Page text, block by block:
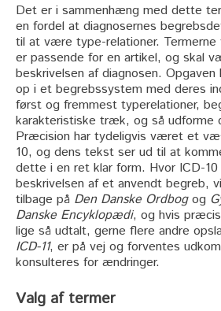
Det er i sammenhæng med dette
en fordel at diagnosernes
til at være type-relationer.
er passende for en artikel, og skal
beskrivelsen af diagnosen.
op i et begrebssystem med deres
først og fremmest typerelationer,
karakteristiske træk, og så udforme
Præcision har tydeligvis været et
10, og dens tekst ser ud til at
dette i en ret klar form. Hvor ICD-
beskrivelsen af et anvendt begreb,
tilbage på Den Danske Ordbogog
Danske Encyklopædi, og hvis
lige så udtalt, gerne flere andre
ICD-11, er på vej og forventes
konsulteres for ændringer.
Valg af termer